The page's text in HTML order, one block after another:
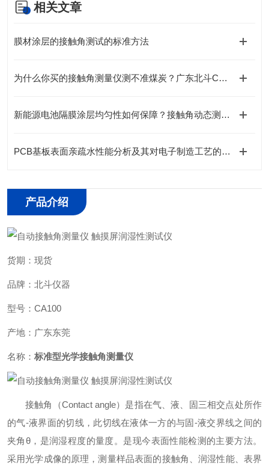
相关文章
膜材涂层的接触角测试的标准方法
为什么你买的接触角测量仪测不准煤炭？广东北斗CA200给出解决方案
新能源电池隔膜涂层均匀性如何保障？接触角动态测量是关键
PCB基板表面亲疏水性能分析及其对电子制造工艺的影响
产品介绍
货期：现货
品牌：北斗仪器
型号：CA100
产地：广东东莞
名称： 标准型光学接触角测量仪
接触角（Contact angle）是指在气、液、固三相交点处所作
的气-液界面的切线，此切线在液体一方的与固-液交界线之间的
夹角θ，是润湿程度的量度。是现今表面性能检测的主要方法。
采用光学成像的原理，测量样品表面的接触角、润湿性能、表界